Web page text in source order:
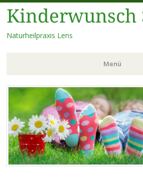
Kinderwunsch
Naturheilpraxis Lens
Menü
Zum
Inhalt
springen